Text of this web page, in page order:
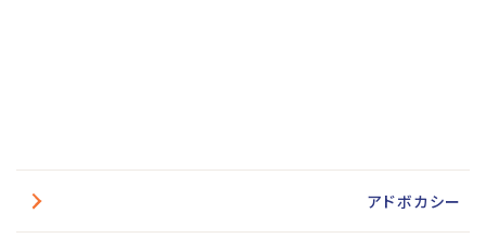
アドボカシー